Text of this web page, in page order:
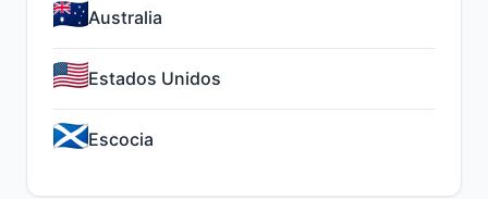
Australia
Estados Unidos
Escocia